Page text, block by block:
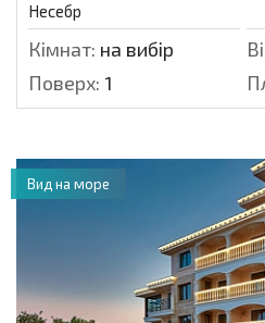
Несебр
Кімнат: на вибір
Поверх: 1
Вид на море